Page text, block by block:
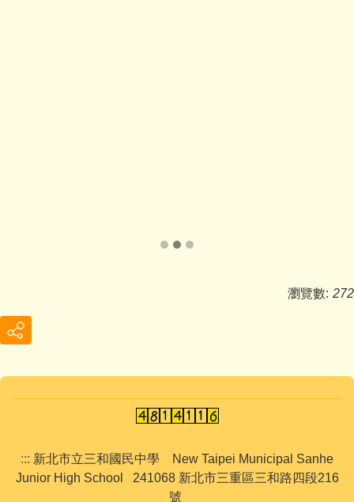
瀏覽數: 272
::: 新北市立三和國民中學 New Taipei Municipal Sanhe
Junior High School 241068 新北市三重區三和路四段216
號